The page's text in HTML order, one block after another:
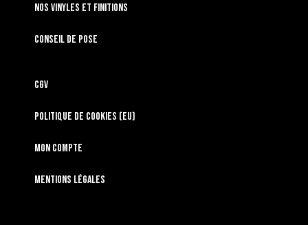
Nos vinyles et finitions
Conseil de pose
CGV
Politique de cookies (EU)
Mon compte
Mentions légales